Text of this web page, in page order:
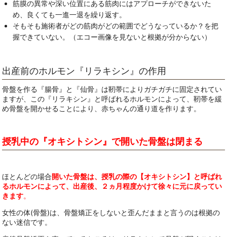
筋膜の異常や深い位置にある筋肉にはアプローチができないた
め、良くても一進一退を繰り返す。
そもそも施術者がどの筋肉がどの範囲でどうなっているか？を把
握できていない。（エコー画像を見ないと根拠が分からない）
出産前のホルモン『リラキシン』の作用
骨盤を作る『腸骨』と『仙骨』は靭帯によりガチガチに固定されてい
ますが、この『リラキシン』と呼ばれるホルモンによって、靭帯を緩
め骨盤を開かせることにより、赤ちゃんの通り道を作ります。
授乳中の『オキシトシン』で開いた骨盤は閉まる
ほとんどの場合開いた骨盤は、授乳の際の【オキシトシン】と呼ばれ
るホルモンによって、出産後、２ヵ月程度かけて徐々に元に戻ってい
きます。
女性の体(骨盤)は、骨盤矯正をしないと歪んだままと言うのは根拠の
ない迷信です。